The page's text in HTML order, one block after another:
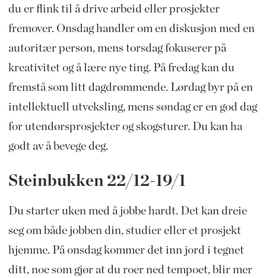
du er flink til å drive arbeid eller prosjekter
fremover. Onsdag handler om en diskusjon med en
autoritær person, mens torsdag fokuserer på
kreativitet og å lære nye ting. På fredag kan du
fremstå som litt dagdrømmende. Lørdag byr på en
intellektuell utveksling, mens søndag er en god dag
for utendørsprosjekter og skogsturer. Du kan ha
godt av å bevege deg.
Steinbukken 22/12-19/1
Du starter uken med å jobbe hardt. Det kan dreie
seg om både jobben din, studier eller et prosjekt
hjemme. På onsdag kommer det inn jord i tegnet
ditt, noe som gjør at du roer ned tempoet, blir mer